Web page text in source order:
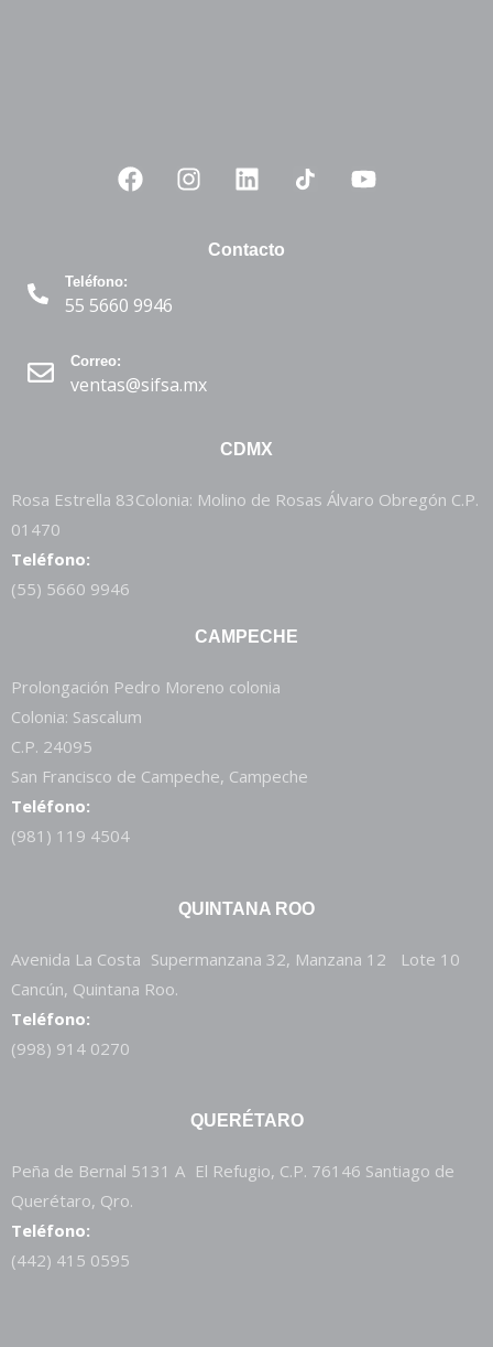
Contacto
Teléfono:
55 5660 9946
Correo:
ventas@sifsa.mx
CDMX
Rosa Estrella 83Colonia: Molino de Rosas Álvaro Obregón C.P.
01470
Teléfono:
(55) 5660 9946
CAMPECHE
Prolongación Pedro Moreno colonia
Colonia: Sascalum
C.P. 24095
San Francisco de Campeche, Campeche
Teléfono:
(981) 119 4504
QUINTANA ROO
Avenida La Costa Supermanzana 32, Manzana 12 Lote 10
Cancún, Quintana Roo.
Teléfono:
(998) 914 0270
QUERÉTARO
Peña de Bernal 5131 A El Refugio, C.P. 76146 Santiago de
Querétaro, Qro.
Teléfono:
(442) 415 0595